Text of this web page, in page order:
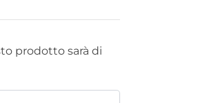
prodotto sarà di